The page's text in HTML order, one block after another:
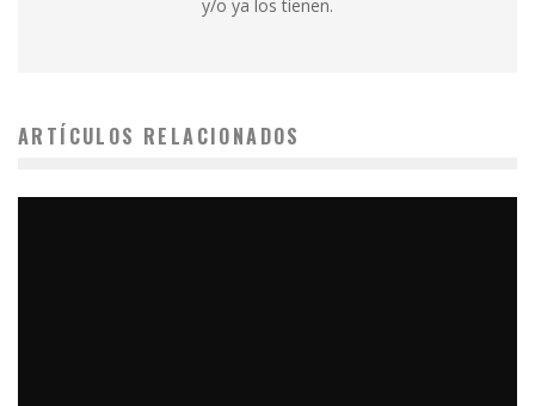
y/o ya los tienen.
ARTÍCULOS RELACIONADOS